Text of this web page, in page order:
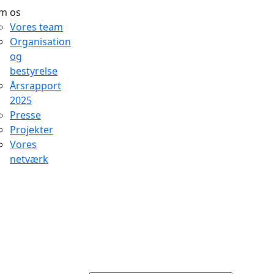
os
Vores team
Organisation
og
bestyrelse
Årsrapport
2025
Presse
Projekter
Vores
netværk